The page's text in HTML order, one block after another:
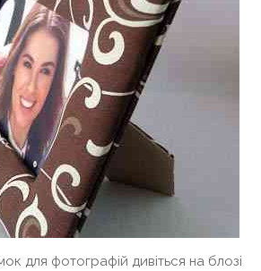
для фотографій дивіться на блозі